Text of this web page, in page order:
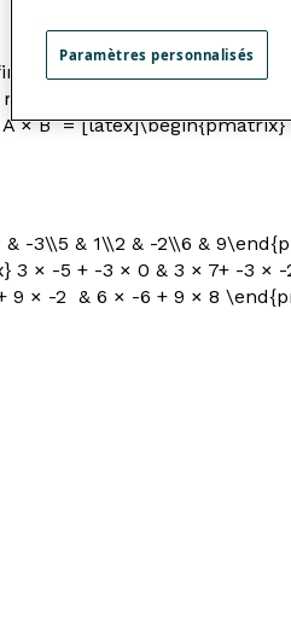
que si le nombre de
matrice : A =
× B = [latex]\begin{pmatrix}
-3\\5 & 1\\2 & -2\\6 &
× -5 + -3 × 0 & 3 × 7+ -3 ×
9 × -2 & 6 × -6 + 9 × 8
Paramètres personnalisés